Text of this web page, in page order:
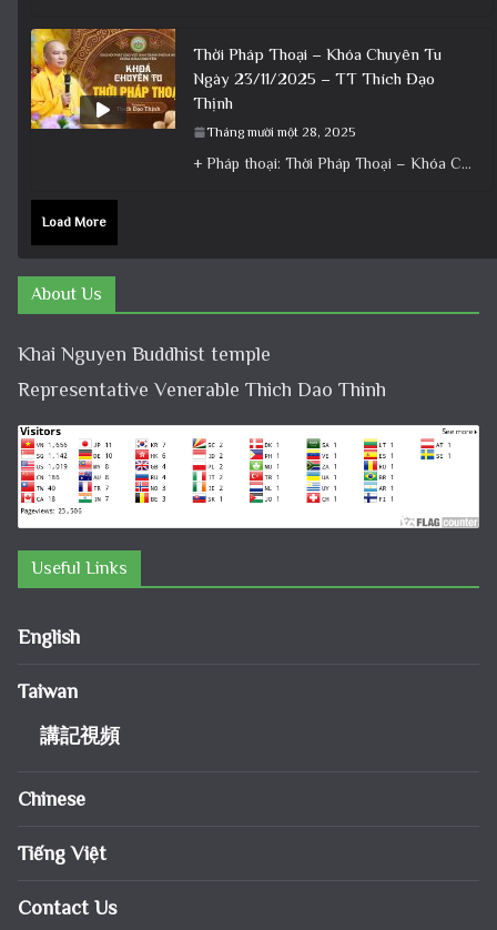
Thời Pháp Thoại – Khóa Chuyên Tu
Ngày 23/11/2025 – TT Thích Đạo
Thịnh
Tháng mười một 28, 2025
+ Pháp thoại: Thời Pháp Thoại – Khóa Chuyên Tu Ngày 23/11/2025 – TT Thích Đạo Thịnh + Album: Pháp
Load More
About Us
Khai Nguyen Buddhist temple
Representative Venerable Thich Dao Thinh
Useful Links
English
Taiwan
講記視頻
Chinese
Tiếng Việt
Contact Us